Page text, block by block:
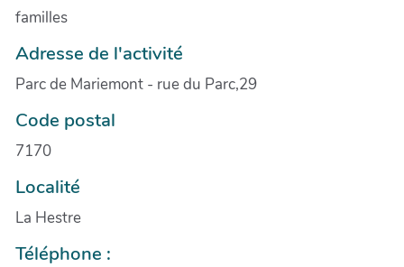
familles
Adresse de l'activité
Parc de Mariemont - rue du Parc,29
Code postal
7170
Localité
La Hestre
Téléphone :